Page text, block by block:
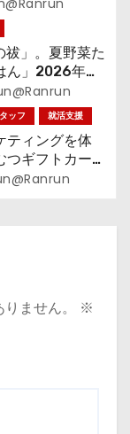
今から始め
。
」。夏野菜た
ん」2026年新
ッフ 就活支援
ティングを体
つギフトカー
プインタビュ
ません。
※